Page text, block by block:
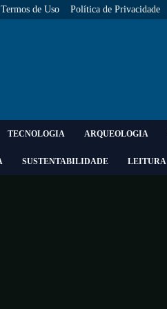
Termos de Uso Política de Privacidade
TECNOLOGIA ARQUEOLOGIA
SUSTENTABILIDADE LEITURA